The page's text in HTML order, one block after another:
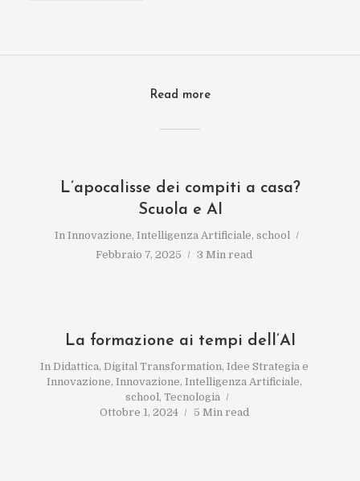
Read more
L’apocalisse dei compiti a casa?
Scuola e AI
In Innovazione, Intelligenza Artificiale, school
Febbraio 7, 2025
3 Min read
La formazione ai tempi dell’AI
In Didattica, Digital Transformation, Idee Strategia e
Innovazione, Innovazione, Intelligenza Artificiale,
school, Tecnologia
Ottobre 1, 2024
5 Min read